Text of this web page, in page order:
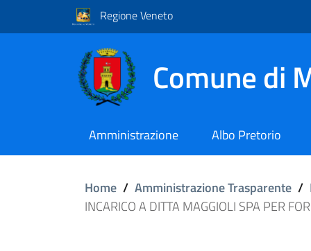
Regione Veneto
Comune di
Amministrazione Albo Pretorio
Home / Amministrazione Trasparente /
INCARICO A DITTA MAGGIOLI SPA PER